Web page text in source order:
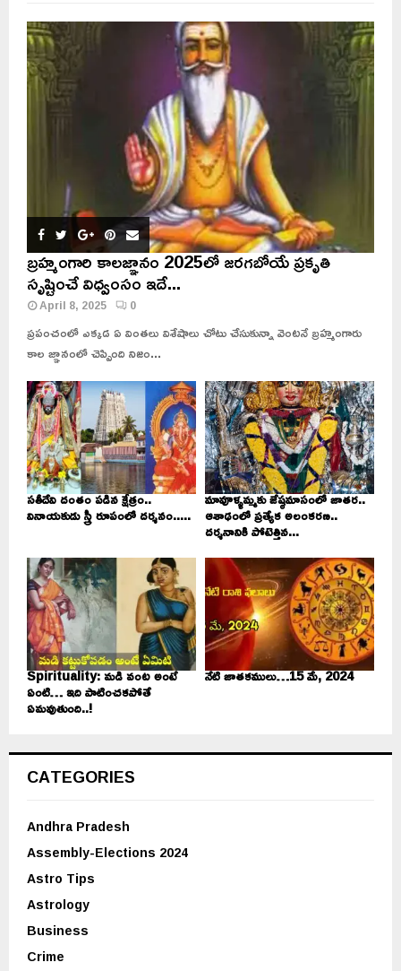
బ్రహ్మంగారి కాలజ్ఞానం 2025లో జరగబోయే ప్రకృతి
సృష్టించే విధ్వంసం ఇదే...
April 8, 2025 0
ప్రపంచంలో ఎక్కడ ఏ వింతలు విశేషాలు చోటు చేసుకున్నా వెంటనే బ్రహ్మంగారు
కాల జ్ఞానంలో చెప్పింది నిజం...
సతీదేవి దంతం పడిన క్షేత్రం..
వినాయకుడు స్త్రీ రూపంలో దర్శనం.....
మావూళ్ళమ్మకు జేష్ఠమాసంలో జాతర..
ఆశాఢంలో ప్రత్యేక అలంకరణ..
దర్శనానికి పోటెత్తిన...
Spirituality: మడి వంట అంటే
ఏంటి… ఇది పాటించకపోతే
ఏమవుతుంది..!
నేటి జాతకములు…15 మే, 2024
CATEGORIES
Andhra Pradesh
Assembly-Elections 2024
Astro Tips
Astrology
Business
Crime